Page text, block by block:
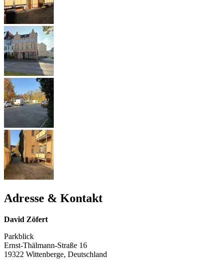
Adresse & Kontakt
David Zöfert
Parkblick
Ernst-Thälmann-Straße 16
19322 Wittenberge, Deutschland